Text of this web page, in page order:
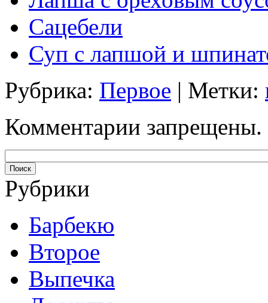
Сацебели
Суп с лапшой и
Рубрика: Первое | Метки:
Комментарии запрещены.
Рубрики
Барбекю
Второе
Выпечка